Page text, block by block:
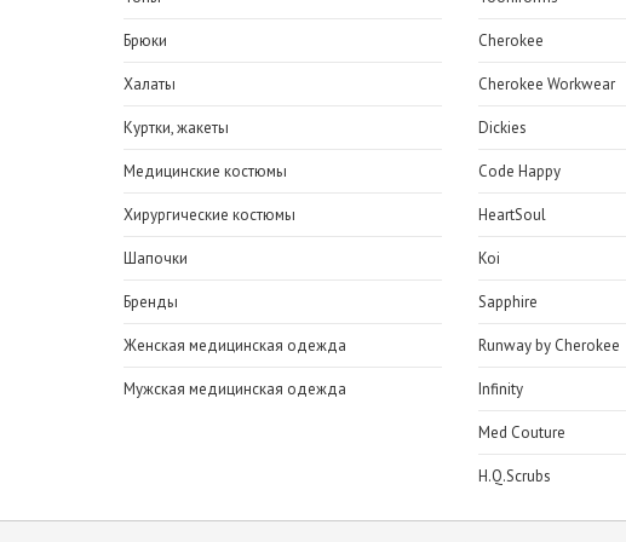
Брюки
Халаты
Куртки, жакеты
Медицинские костюмы
Хирургические костюмы
Шапочки
Бренды
Женская медицинская одежда
Мужская медицинская одежда
Cherokee
Cherokee Workwear
Dickies
Code Happy
HeartSoul
Koi
Sapphire
Runway by Cherokee
Infinity
Med Couture
H.Q.Scrubs